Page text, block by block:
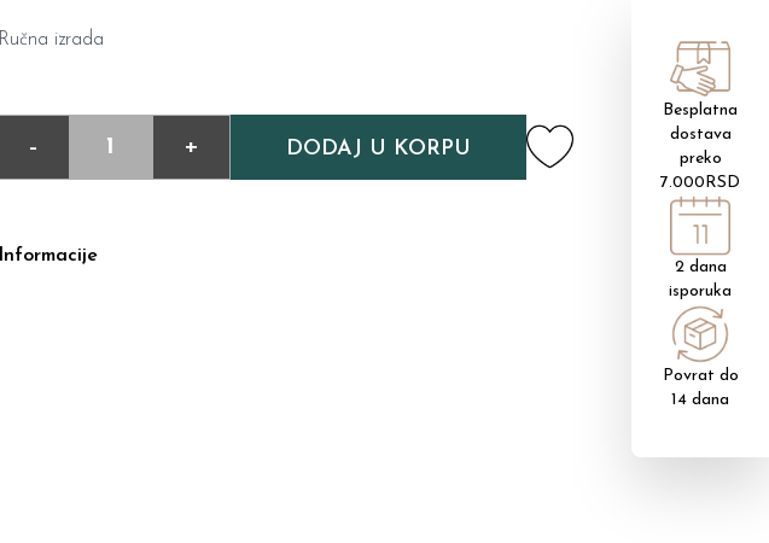
Ručna izrada
- + DODAJ U KORPU
Informacije
Besplatna
dostava
preko
7.000RSD
2 dana
isporuka
Povrat do
14 dana